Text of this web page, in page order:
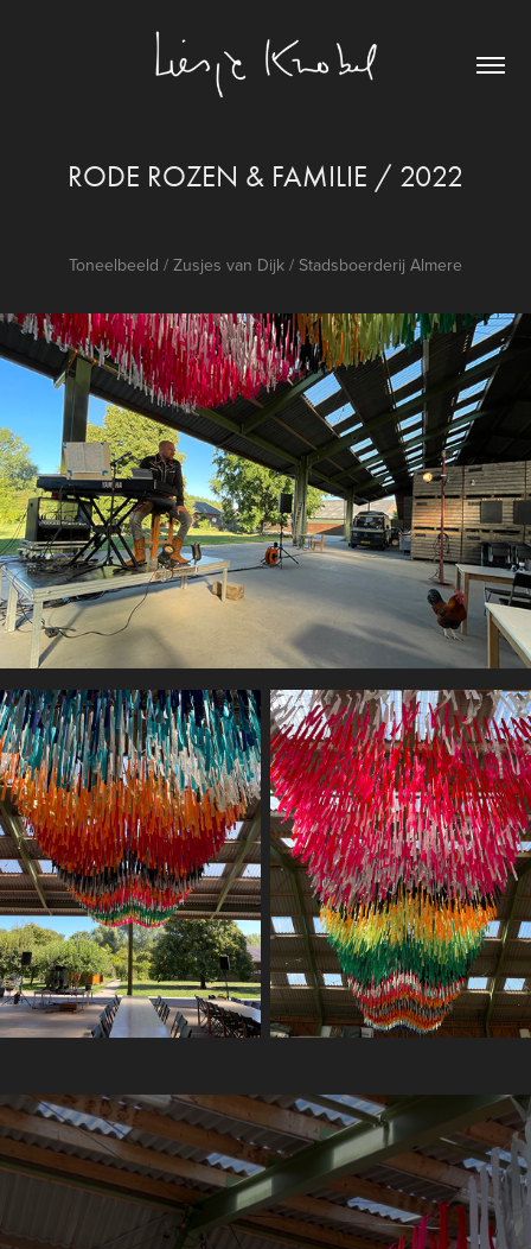
RODE ROZEN & FAMILIE / 2022
Toneelbeeld / Zusjes van Dijk / Stadsboerderij Almere